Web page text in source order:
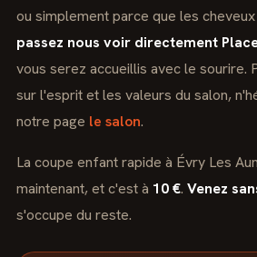
ou simplement parce que les
passez nous voir directement
vous serez accueillis avec le sourire.
sur l'esprit et les valeurs du salon,
notre page le salon.
La coupe enfant rapide à Évry Les
maintenant, et c'est à 10 €. Venez
s'occupe du reste.